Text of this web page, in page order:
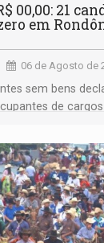
00,00: 21
em
06 de Agosto de
sem bens
de
e a vice-